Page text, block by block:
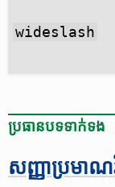
wideslash
ប្រធានបទ​ទាក់ទង
សញ្ញា​ប្រមាណ​